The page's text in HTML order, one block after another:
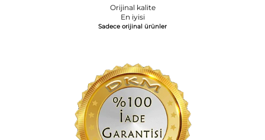
Orijinal kalite
En iyisi
Sadece orijinal ürünler